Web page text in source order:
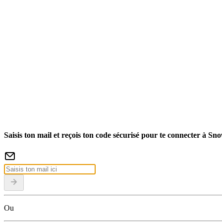
Saisis ton mail et reçois ton code sécurisé pour te connecter à
Ou